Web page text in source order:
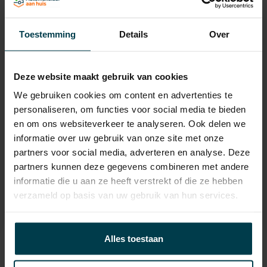
Toestemming Details Over
Deze website maakt gebruik van cookies
We gebruiken cookies om content en advertenties te
personaliseren, om functies voor social media te bieden
en om ons websiteverkeer te analyseren. Ook delen we
informatie over uw gebruik van onze site met onze
partners voor social media, adverteren en analyse. Deze
partners kunnen deze gegevens combineren met andere
informatie die u aan ze heeft verstrekt of die ze hebben
verzameld op basis van uw gebruik van hun services.
Alles toestaan
Laadvermogen
APK
tot 20-02-2027
Onderhoudsboekje
Energielabel
7.3 L/100KM
Wegenbelasting min
€ 226 /kwartaal